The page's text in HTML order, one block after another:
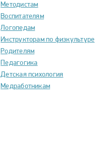
Методистам
Воспитателям
Логопедам
Инструкторам по физкультуре
Родителям
Педагогика
Детская психология
Медработникам